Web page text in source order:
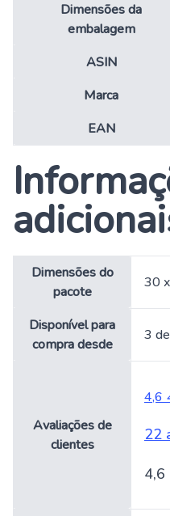
Dimensões da
embalagem
ASIN
Marca
EAN
Dimensões do
pacote
30
Disponível para
compra desde
3
Avaliações de
clientes
4,6
22
4,6